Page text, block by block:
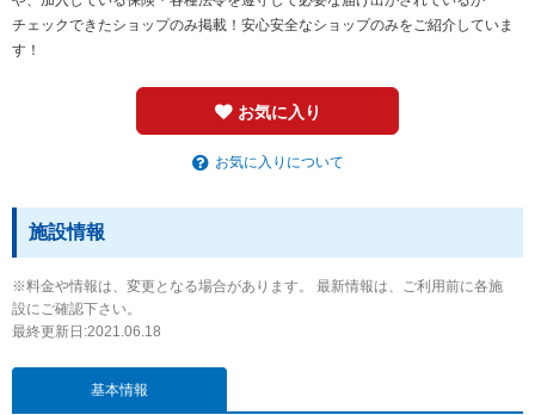
チェックできたショップのみ掲載！安心安全なショップのみをご紹介していま
す！
お気に入り
お気に入りについて
施設情報
※料金や情報は、変更となる場合があります。 最新情報は、ご利用前に各施
設にご確認下さい。
最終更新日:2021.06.18
基本情報